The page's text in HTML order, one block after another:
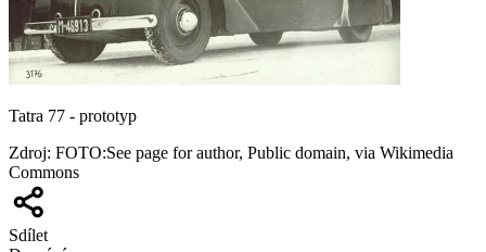
Tatra 77 - prototyp
Zdroj: FOTO:See page for author, Public domain, via Wikimedia
Commons
Sdílet